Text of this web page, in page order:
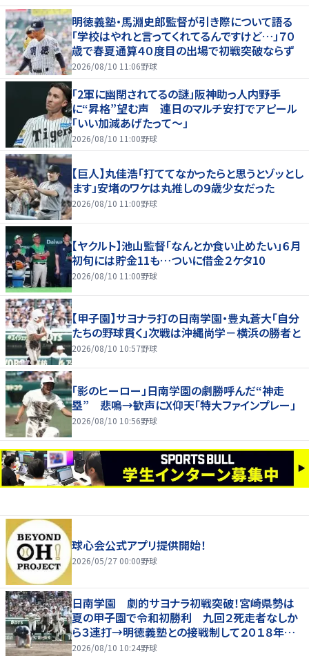
明徳義塾・馬淵史郎監督が引き際について語る
「学校はやれと言ってくれてるんですけど…」７０
歳で春夏通算４０度目の出場で初戦突破ならず
2026/08/10 11:06野球
「2軍に幽閉されてるの謎」阪神助っ人内野手
に“昇格”望む声 連日のマルチ安打でアピール
「いい加減あげたって〜」
2026/08/10 11:00野球
【巨人】丸佳浩「打ててなかったらと思うとゾッとし
ます」安堵のワケは丸推しの９歳少女だった
2026/08/10 11:00野球
【ヤクルト】池山監督「なんとか食い止めたい」６月
初旬には貯金11も…ついに借金２ケタ10
2026/08/10 11:00野球
【甲子園】サヨナラ打の日南学園・豊丸蒼大「自分
たちの野球貫く」次戦は沖縄尚学－横浜の勝者と
2026/08/10 10:57野球
「影のヒーロー」日南学園の劇勝呼んだ“神走
塁” 悲鳴→歓声にX仰天「特大ファインプレー」
2026/08/10 10:56野球
球心会公式アプリ提供開始！
2026/05/27 00:00野球
日南学園 劇的サヨナラ初戦突破！宮崎県勢は
夏の甲子園で令和初勝利 九回２死走者なしか
ら３連打→明徳義塾との接戦制して２０１８年以
来の勝利
2026/08/10 10:24野球